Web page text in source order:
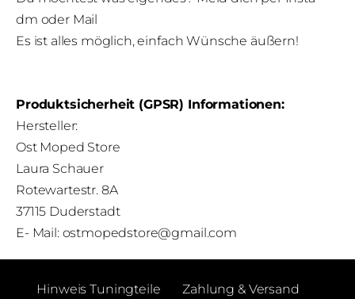
dm oder Mail
Es ist alles möglich, einfach Wünsche äußern!
Produktsicherheit (GPSR) Informationen:
Hersteller:
Ost Moped Store
Laura Schauer
Rotewartestr. 8A
37115 Duderstadt
E- Mail: ostmopedstore@gmail.com
Hinweis Tuningteile Zahlung & Versand